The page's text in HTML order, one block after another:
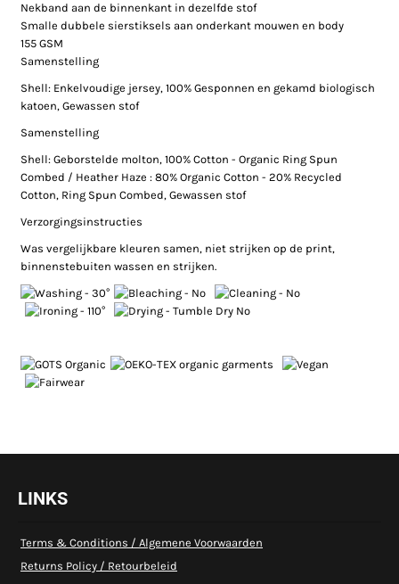
Nekband aan de binnenkant in dezelfde stof
Smalle dubbele sierstiksels aan onderkant mouwen en body
155 GSM
Samenstelling
Shell: Enkelvoudige jersey, 100% Gesponnen en gekamd biologisch
katoen, Gewassen stof
Samenstelling
Shell: Geborstelde molton, 100% Cotton - Organic Ring Spun
Combed / Heather Haze : 80% Organic Cotton - 20% Recycled
Cotton, Ring Spun Combed, Gewassen stof
Verzorgingsinstructies
Was vergelijkbare kleuren samen, niet strijken op de print,
binnenstebuiten wassen en strijken.
LINKS
Terms & Conditions / Algemene Voorwaarden
Returns Policy / Retourbeleid